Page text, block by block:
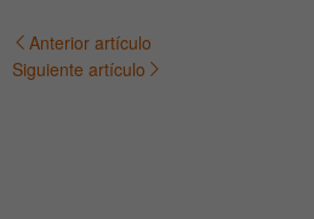
Navegación
Anterior artículo
Siguiente artículo